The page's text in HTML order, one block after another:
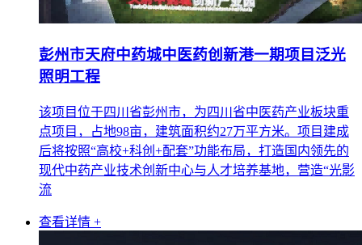
彭州市天府中药城中医药创新港一期项目泛光
照明工程
该项目位于四川省彭州市，为四川省中医药产业板块重
点项目，占地98亩，建筑面积约27万平方米。项目建成
后将按照“高校+科创+配套”功能布局，打造国内领先的
现代中药产业技术创新中心与人才培养基地，营造“光影
流
查看详情 +